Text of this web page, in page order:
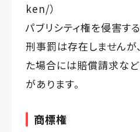
ken/）
パブリシティ権を侵害す
刑事罰は存在しませんが
た場合には賠償請求な
があります。
商標権